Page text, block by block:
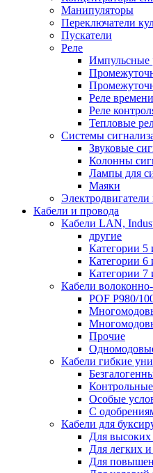
Манипуляторы
Переключатели
Пускатели
Реле
Импульсные
Реле времени
Реле
Тепловые
Системы
Звуковые
Колонны
Лампы для
Маяки
Кабели и провода
Кабели LAN,
другие
Категории 5
Категории 6
Категории 7
Кабели
POF P980/
Прочие
Кабели гибкие
Особые
С
Кабели для
Для высоких
Для легких
Для